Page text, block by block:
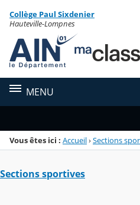
Menu de la rubrique
Contenu
Collège Paul Sixdenier
Hauteville-Lompnes
MENU
Vous êtes ici : Accueil›Sections
Sections sportives